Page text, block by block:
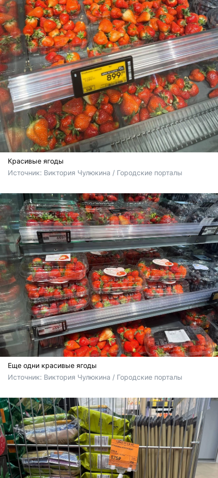
Красивые ягоды
Источник: Виктория Чулюкина / Городские порталы
Еще одни красивые ягоды
Источник: Виктория Чулюкина / Городские порталы